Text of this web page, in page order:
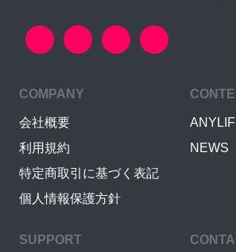
COMPANY
会社概要
利用規約
特定商取引に基づく表記
個人情報保護方針
NEWS
SUPPORT